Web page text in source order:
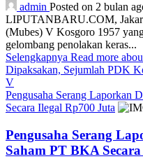
admin Posted on 2 bulan
LIPUTANBARU.COM,
(Mubes) V Kosgoro 1957
gelombang penolakan keras...
Selengkapnya Read more
Dipaksakan, Sejumlah PDK
V
Pengusaha Serang Laporkan
Secara Ilegal Rp700 Juta
Pengusaha Serang
Saham PT BKA